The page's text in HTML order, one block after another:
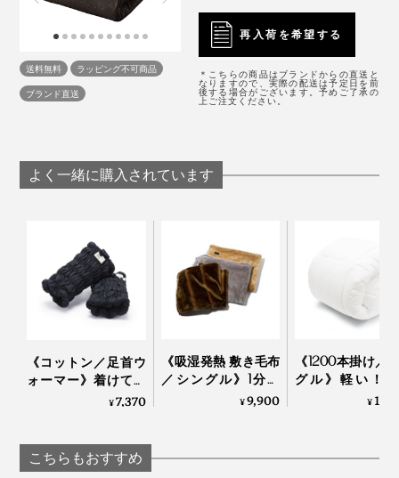
長し合い、快適な睡眠環境をつくり出しています。
ちまたの毛布素材の布団カバーとはまったくの別モノ。
送料無料
ラッピング不可商品
ブランド直送
再入荷を希望する
＊こちらの商品はブランドからの直送と
なりますので、実際の配送は予定日を前
後する場合がございます。予めご了承の
上ご注文ください。
よく一緒に購入されています
《コットン／足首ウ
ォーマー》着けてい
ることを忘れる肌触
策に「足首ウォーマ
ー」 | IONDOCTOR
¥7,370
《吸湿発熱 敷き毛布
／シングル》1分で
5℃アップ！ 軽さと
¥9,900
《1200本掛け／
グル》軽い！
い！プロ向け防
¥
こちらもおすすめ